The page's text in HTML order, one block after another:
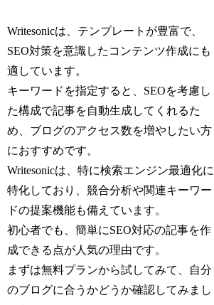
Writesonicは、テンプレートが豊富で、
SEO対策を意識したコンテンツ作成にも
適しています。
キーワードを指定すると、SEOを考慮し
た構成で記事を自動生成してくれるた
め、ブログのアクセス数を増やしたい方
におすすめです。
Writesonicは、特に検索エンジン最適化に
特化しており、競合分析や関連キーワー
ドの提案機能も備えています。
初心者でも、簡単にSEO対応の記事を作
成できる点が人気の理由です。
まずは無料プランから試してみて、自分
のブログに合うかどうか確認してみまし